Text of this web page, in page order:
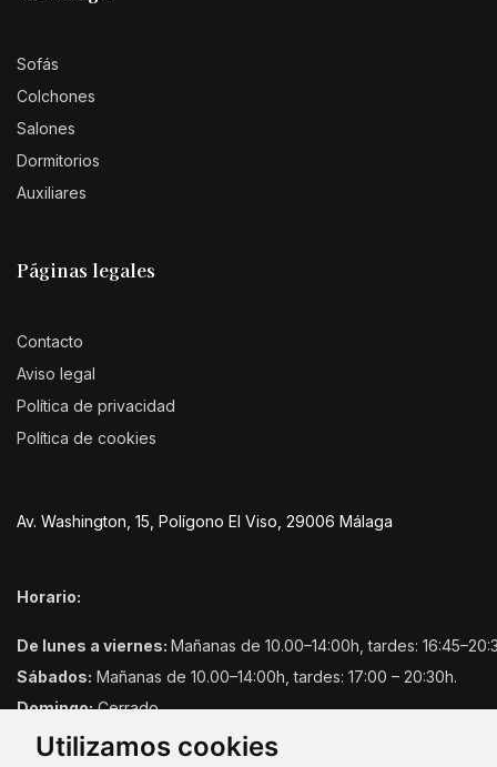
Utilizamos cookies
Sofás
Colchones
Salones
Dormitorios
Auxiliares
Páginas legales
Contacto
Aviso legal
Política de privacidad
Política de cookies
Av. Washington, 15, Polígono El Viso, 29006 Málaga
Horario:
De lunes a viernes: Mañanas de 10.00–14:00h, tardes:
Sábados: Mañanas de 10.00–14:00h, tardes: 17:00 – 20:30h.
Domingo:Cerrado